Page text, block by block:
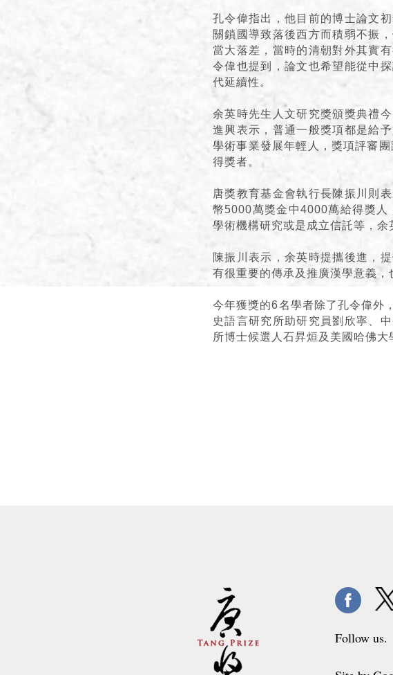
孔令偉指出，他目前的博士論文
關鎖國導致落後西方而積弱不振
當大落差，當時的清朝對外其實
令偉也提到，論文也希望能從中
代延續性。
余英時先生人文研究獎頒獎典禮
進興表示，普通一般獎項都是給
學術事業發展年輕人，獎項評審
得獎者。
唐獎教育基金會執行長陳振川則
幣5000萬獎金中4000萬給得獎人
學術機構研究或是成立信託等，余
陳振川表示，余英時提攜後進，
有很重要的傳承及推廣漢學意義，
今年獲獎的6名學者除了孔令偉外
史語言研究所助研究員劉欣寧、
所博士候選人石昇烜及美國哈佛大
Follow us.